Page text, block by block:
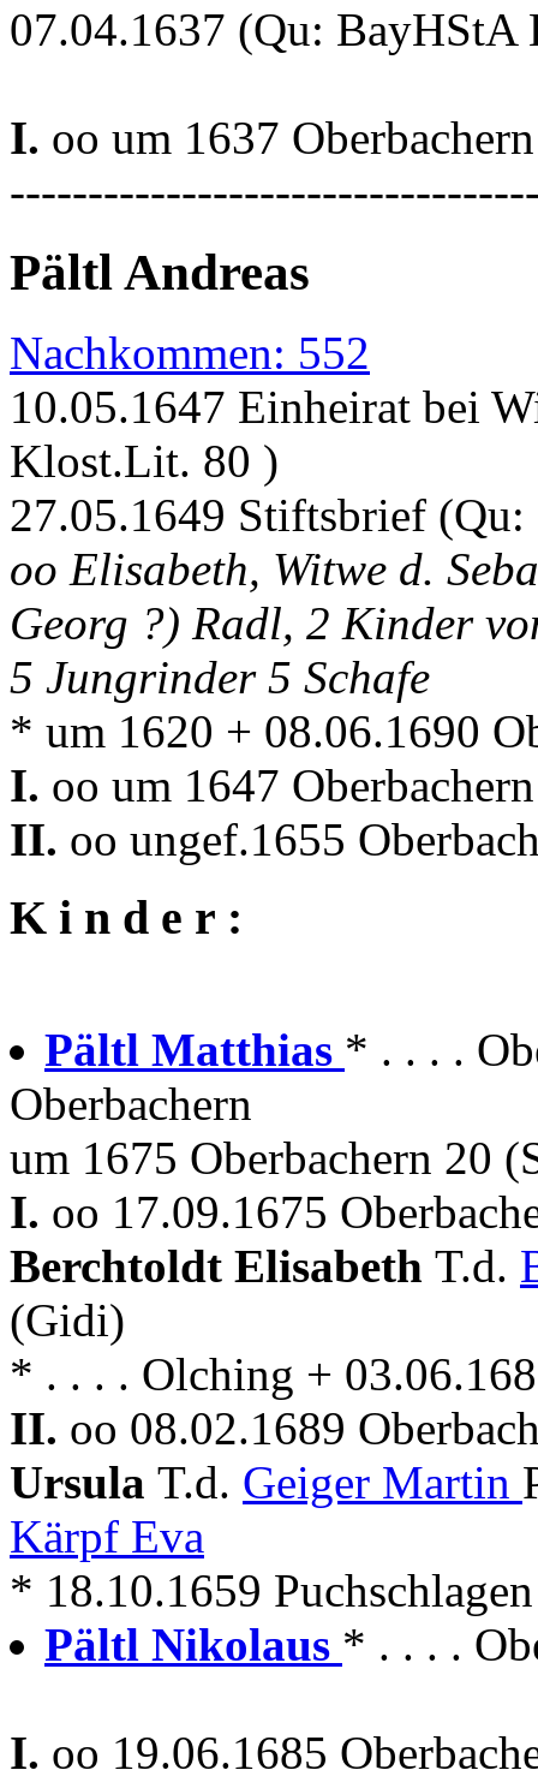
07.04.1637 (Qu:
I. oo um 1637
Pältl Andreas
Nachkommen: 552
10.05.1647 Einheirat bei
Klost.Lit. 80 )
27.05.1649 Stiftsbrief
oo Elisabeth, Witwe d.
Georg ?) Radl, 2 Kinder
5 Jungrinder 5 Schafe
* um 1620 + 08.06.1690
I. oo um 1647
II. oo ungef.1655
K i n d e r :
Pältl Matthias * . . . .
Oberbachern
um 1675 Oberbachern 20
I. oo 17.09.1675
Berchtoldt Elisabeth T.d.
(Gidi)
* . . . . Olching +
II. oo 08.02.1689
Ursula T.d. Geiger Martin
Kärpf Eva
* 18.10.1659
Pältl Nikolaus * . . . .
I. oo 19.06.1685